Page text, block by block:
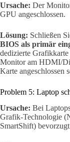
Ursache: Der
GPU angeschlossen.
Lösung: Schließen
BIOS als primär
dedizierte Grafikkarte
Monitor am HDMI/
Karte angeschlossen
Problem 5: Laptop
Ursache: Bei
Grafik-Technologie
SmartShift)